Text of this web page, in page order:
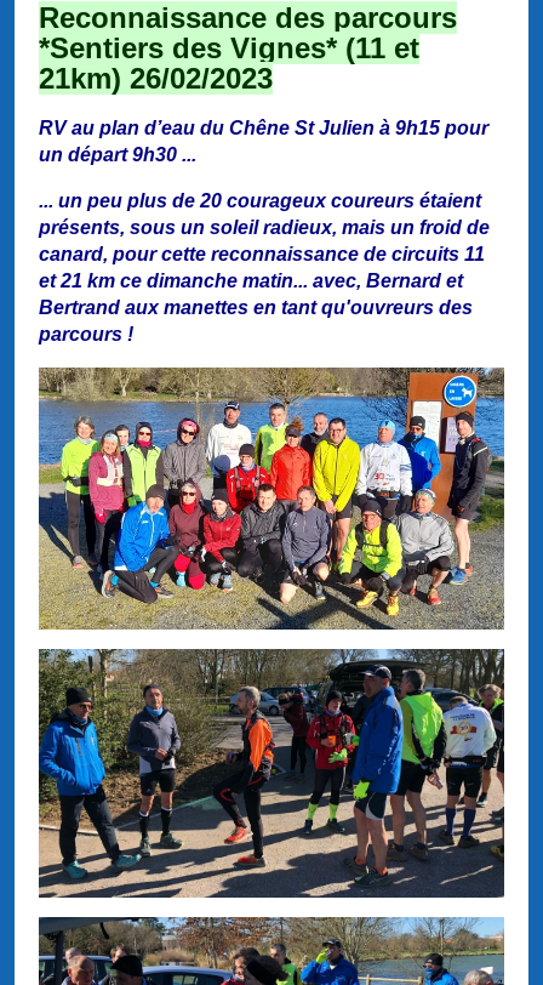
Reconnaissance des parcours
*Sentiers des Vignes* (11 et
21km) 26/02/2023
RV au plan d’eau du Chêne St Julien à 9h15 pour
un départ 9h30 ...
... un peu plus de 20 courageux coureurs étaient
présents, sous un soleil radieux, mais un froid de
canard, pour cette reconnaissance de circuits 11
et 21 km ce dimanche matin... avec, Bernard et
Bertrand aux manettes en tant qu'ouvreurs des
parcours !